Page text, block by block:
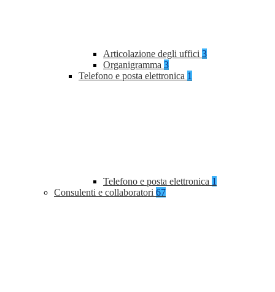
Articolazione degli uffici 3
Organigramma 3
Telefono e posta elettronica 1
Telefono e posta elettronica 1
Consulenti e collaboratori 67